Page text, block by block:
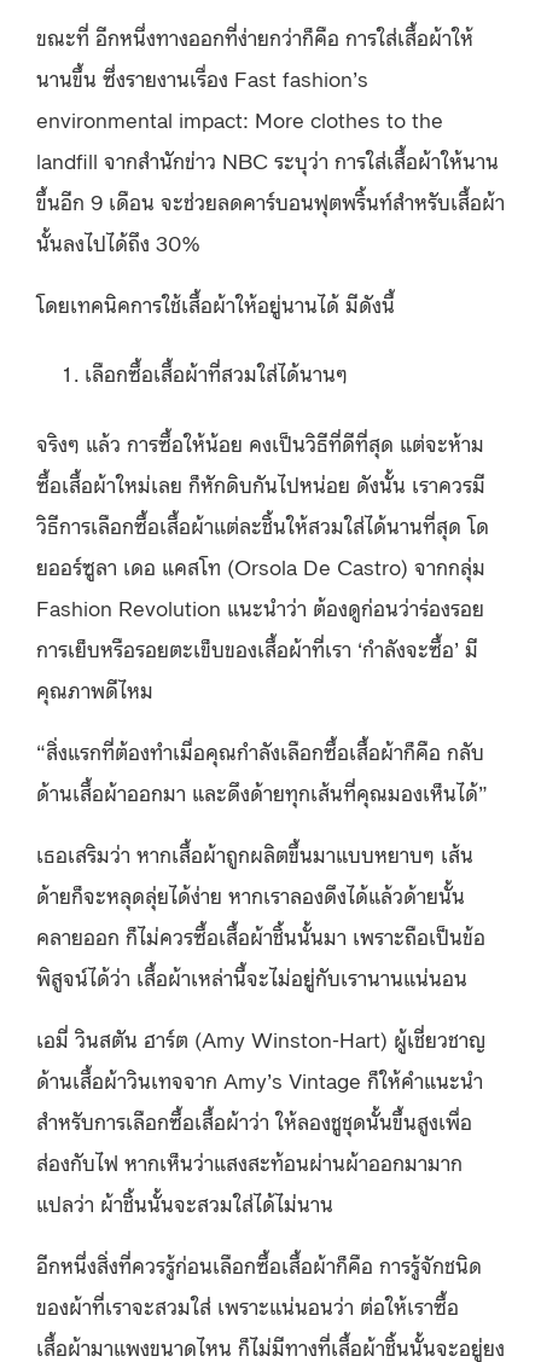
ขณะที่ อีกหนึ่งทางออกที่ง่ายกว่าก็คือ การใส่เสื้อผ้าให้
นานขึ้น ซึ่งรายงานเรื่อง Fast fashion’s
environmental impact: More clothes to the
landfill จากสำนักข่าว NBC ระบุว่า การใส่เสื้อผ้าให้นาน
ขึ้นอีก 9 เดือน จะช่วยลดคาร์บอนฟุตพริ้นท์สำหรับเสื้อผ้า
นั้นลงไปได้ถึง 30%
โดยเทคนิคการใช้เสื้อผ้าให้อยู่นานได้ มีดังนี้
เลือกซื้อเสื้อผ้าที่สวมใส่ได้นานๆ
จริงๆ แล้ว การซื้อให้น้อย คงเป็นวิธีที่ดีที่สุด แต่จะห้าม
ซื้อเสื้อผ้าใหม่เลย ก็หักดิบกันไปหน่อย ดังนั้น เราควรมี
วิธีการเลือกซื้อเสื้อผ้าแต่ละชิ้นให้สวมใส่ได้นานที่สุด โด
ยออร์ซูลา เดอ แคสโท (Orsola De Castro) จากกลุ่ม
Fashion Revolution แนะนำว่า ต้องดูก่อนว่าร่องรอย
การเย็บหรือรอยตะเข็บของเสื้อผ้าที่เรา ‘กำลังจะซื้อ’ มี
คุณภาพดีไหม
“สิ่งแรกที่ต้องทำเมื่อคุณกำลังเลือกซื้อเสื้อผ้าก็คือ กลับ
ด้านเสื้อผ้าออกมา และดึงด้ายทุกเส้นที่คุณมองเห็นได้”
เธอเสริมว่า หากเสื้อผ้าถูกผลิตขึ้นมาแบบหยาบๆ เส้น
ด้ายก็จะหลุดลุ่ยได้ง่าย หากเราลองดึงได้แล้วด้ายนั้น
คลายออก ก็ไม่ควรซื้อเสื้อผ้าชิ้นนั้นมา เพราะถือเป็นข้อ
พิสูจน์ได้ว่า เสื้อผ้าเหล่านี้จะไม่อยู่กับเรานานแน่นอน
เอมี่ วินสตัน ฮาร์ต (Amy Winston-Hart) ผู้เชี่ยวชาญ
ด้านเสื้อผ้าวินเทจจาก Amy’s Vintage ก็ให้คำแนะนำ
สำหรับการเลือกซื้อเสื้อผ้าว่า ให้ลองชูชุดนั้นขึ้นสูงเพื่อ
ส่องกับไฟ หากเห็นว่าแสงสะท้อนผ่านผ้าออกมามาก
แปลว่า ผ้าชิ้นนั้นจะสวมใส่ได้ไม่นาน
อีกหนึ่งสิ่งที่ควรรู้ก่อนเลือกซื้อเสื้อผ้าก็คือ การรู้จักชนิด
ของผ้าที่เราจะสวมใส่ เพราะแน่นอนว่า ต่อให้เราซื้อ
เสื้อผ้ามาแพงขนาดไหน ก็ไม่มีทางที่เสื้อผ้าชิ้นนั้นจะอยู่ยง